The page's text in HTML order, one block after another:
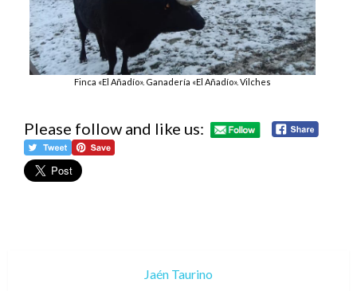
Finca «El Añadío». Ganadería «El Añadío». Vilches
Please follow and like us:
Jaén Taurino